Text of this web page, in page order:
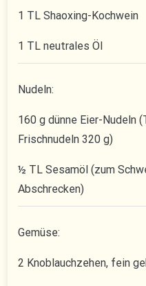
1 TL Shaoxing-Kochwein
1 TL neutrales Öl
Nudeln:
160 g dünne Eier-Nudeln
Frischnudeln 320 g)
½ TL Sesamöl (zum
Abschrecken)
Gemüse:
2 Knoblauchzehen, fein